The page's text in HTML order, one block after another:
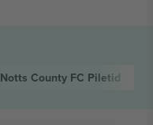
Notts County FC Piletid